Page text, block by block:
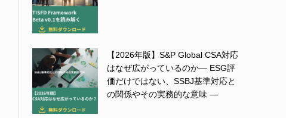
【2026年版】S&P Global CSA対応
はなぜ広がっているのか― ESG評
価だけではない、SSBJ基準対応と
の関係やその実務的な意味 ―